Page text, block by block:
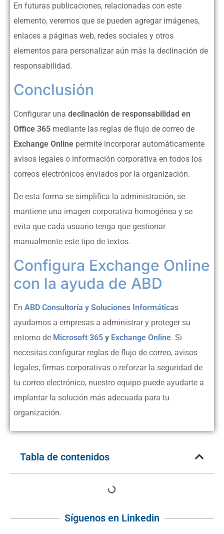
En futuras publicaciones, relacionadas con este
elemento, veremos que se pueden agregar imágenes,
enlaces a páginas web, redes sociales y otros
elementos para personalizar aún más la declinación de
responsabilidad.
Conclusión
Configurar una declinación de responsabilidad en
Office 365 mediante las reglas de flujo de correo de
Exchange Online permite incorporar automáticamente
avisos legales o información corporativa en todos los
correos electrónicos enviados por la organización.
De esta forma se simplifica la administración, se
mantiene una imagen corporativa homogénea y se
evita que cada usuario tenga que gestionar
manualmente este tipo de textos.
Configura Exchange Online
con la ayuda de ABD
En ABD Consultoría y Soluciones Informáticas
ayudamos a empresas a administrar y proteger su
entorno de Microsoft 365 y Exchange Online. Si
necesitas configurar reglas de flujo de correo, avisos
legales, firmas corporativas o reforzar la seguridad de
tu correo electrónico, nuestro equipo puede ayudarte a
implantar la solución más adecuada para tu
organización.
Tabla de contenidos
Síguenos en Linkedin